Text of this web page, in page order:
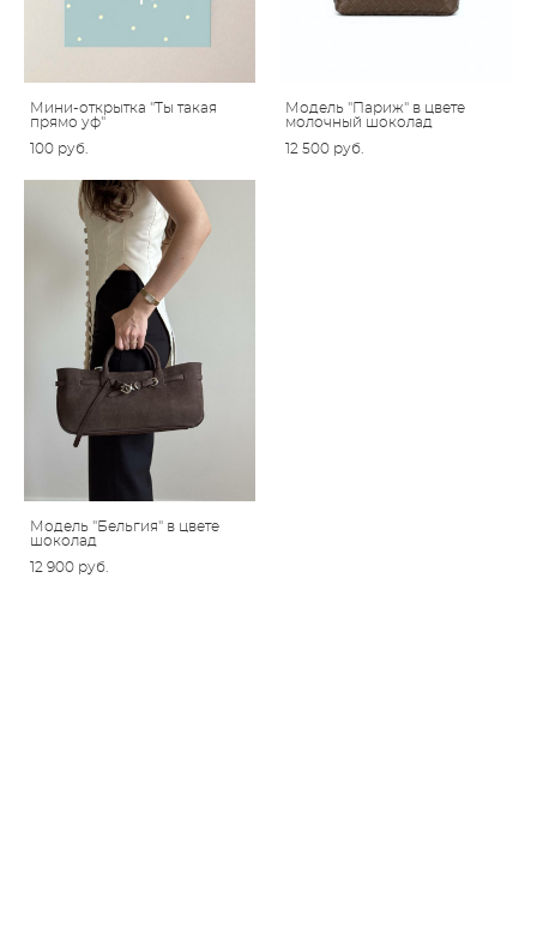
Мини-открытка "Ты такая
прямо уф"
100 pуб.
Модель "Париж" в цвете
молочный шоколад
12 500 pуб.
Модель "Бельгия" в цвете
шоколад
12 900 pуб.